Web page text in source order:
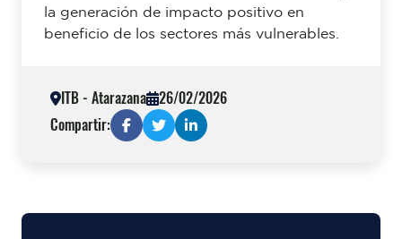
la generación de impacto positivo en
beneficio de los sectores más vulnerables.
ITB - Atarazana
26/02/2026
Compartir: